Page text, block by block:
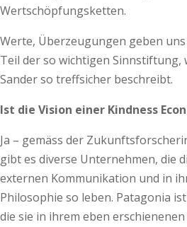
Wertschöpfungsketten.
Werte, Überzeugungen geben
Teil der so wichtigen Sinnstiftung,
Sander so treffsicher beschreibt.
Ist die Vision einer Kindness
Ja – gemäss der
gibt es diverse Unternehmen, die
externen Kom­­munikation und in
Philosophie so leben. ­Patagonia
die sie in ihrem eben